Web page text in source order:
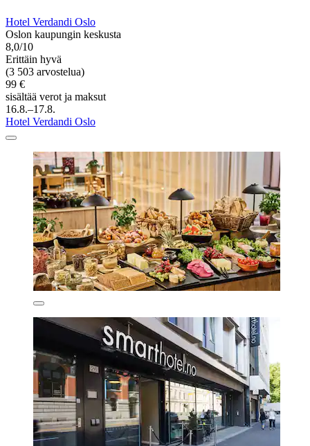
Hotel Verdandi Oslo
Oslon kaupungin keskusta
8,0/10
Erittäin hyvä
(3 503 arvostelua)
99 €
sisältää verot ja maksut
16.8.–17.8.
Hotel Verdandi Oslo